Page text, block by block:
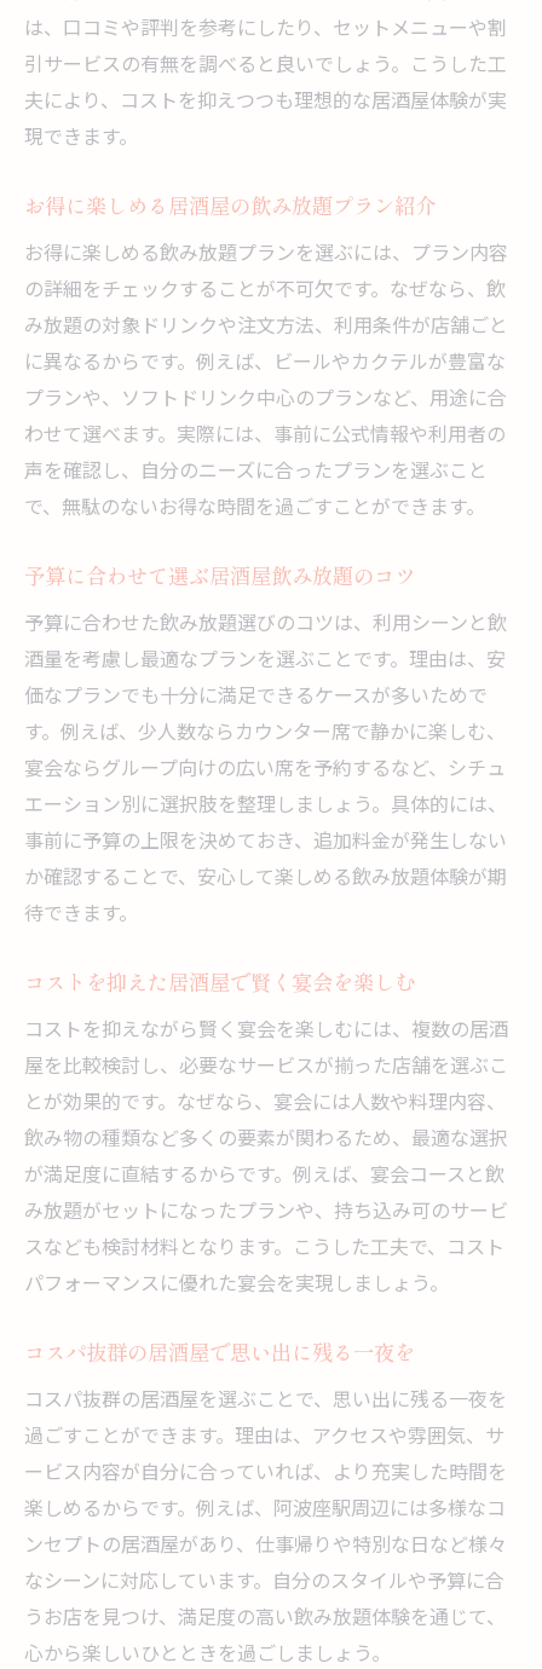
は、口コミや評判を参考にしたり、セットメニューや割
引サービスの有無を調べると良いでしょう。こうした工
夫により、コストを抑えつつも理想的な居酒屋体験が実
現できます。
お得に楽しめる居酒屋の飲み放題プラン紹介
お得に楽しめる飲み放題プランを選ぶには、プラン内容
の詳細をチェックすることが不可欠です。なぜなら、飲
み放題の対象ドリンクや注文方法、利用条件が店舗ごと
に異なるからです。例えば、ビールやカクテルが豊富な
プランや、ソフトドリンク中心のプランなど、用途に合
わせて選べます。実際には、事前に公式情報や利用者の
声を確認し、自分のニーズに合ったプランを選ぶこと
で、無駄のないお得な時間を過ごすことができます。
予算に合わせて選ぶ居酒屋飲み放題のコツ
予算に合わせた飲み放題選びのコツは、利用シーンと飲
酒量を考慮し最適なプランを選ぶことです。理由は、安
価なプランでも十分に満足できるケースが多いためで
す。例えば、少人数ならカウンター席で静かに楽しむ、
宴会ならグループ向けの広い席を予約するなど、シチュ
エーション別に選択肢を整理しましょう。具体的には、
事前に予算の上限を決めておき、追加料金が発生しない
か確認することで、安心して楽しめる飲み放題体験が期
待できます。
コストを抑えた居酒屋で賢く宴会を楽しむ
コストを抑えながら賢く宴会を楽しむには、複数の居酒
屋を比較検討し、必要なサービスが揃った店舗を選ぶこ
とが効果的です。なぜなら、宴会には人数や料理内容、
飲み物の種類など多くの要素が関わるため、最適な選択
が満足度に直結するからです。例えば、宴会コースと飲
み放題がセットになったプランや、持ち込み可のサービ
スなども検討材料となります。こうした工夫で、コスト
パフォーマンスに優れた宴会を実現しましょう。
コスパ抜群の居酒屋で思い出に残る一夜を
コスパ抜群の居酒屋を選ぶことで、思い出に残る一夜を
過ごすことができます。理由は、アクセスや雰囲気、サ
ービス内容が自分に合っていれば、より充実した時間を
楽しめるからです。例えば、阿波座駅周辺には多様なコ
ンセプトの居酒屋があり、仕事帰りや特別な日など様々
なシーンに対応しています。自分のスタイルや予算に合
うお店を見つけ、満足度の高い飲み放題体験を通じて、
心から楽しいひとときを過ごしましょう。